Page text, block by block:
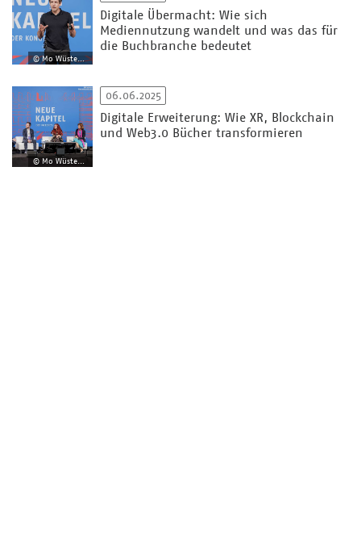
© Mo Wüstenhagen
Digitale Übermacht: Wie sich
Mediennutzung wandelt und was das für
die Buchbranche bedeutet
© Mo Wüstenhagen
06.06.2025
Digitale Erweiterung: Wie XR, Blockchain
und Web3.0 Bücher transformieren